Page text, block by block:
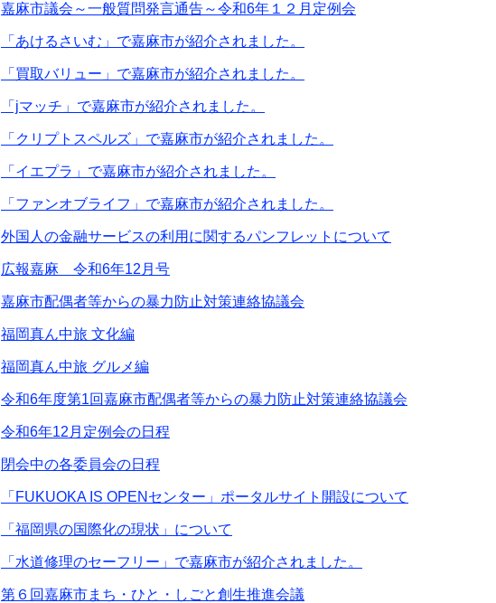
嘉麻市議会～一般質問発言通告～令和6年１２月定例会
「あけるさいむ」で嘉麻市が紹介されました。
「買取バリュー」で嘉麻市が紹介されました。
「jマッチ」で嘉麻市が紹介されました。
「クリプトスペルズ」で嘉麻市が紹介されました。
「イエプラ」で嘉麻市が紹介されました。
「ファンオブライフ」で嘉麻市が紹介されました。
外国人の金融サービスの利用に関するパンフレットについて
広報嘉麻 令和6年12月号
嘉麻市配偶者等からの暴力防止対策連絡協議会
福岡真ん中旅 文化編
福岡真ん中旅 グルメ編
令和6年度第1回嘉麻市配偶者等からの暴力防止対策連絡協議会
令和6年12月定例会の日程
閉会中の各委員会の日程
「FUKUOKA IS OPENセンター」ポータルサイト開設について
「福岡県の国際化の現状」について
「水道修理のセーフリー」で嘉麻市が紹介されました。
第６回嘉麻市まち・ひと・しごと創生推進会議